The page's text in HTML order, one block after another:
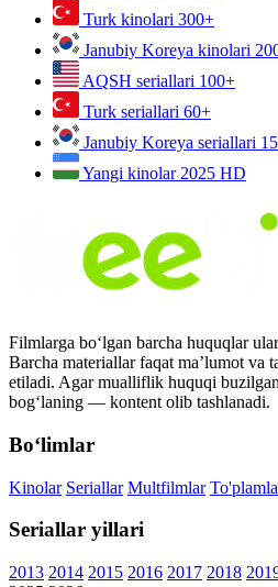
Turk kinolari 300+
Janubiy Koreya kinolari
AQSH seriallari 100+
Turk seriallari 60+
Janubiy Koreya seriallari
Yangi kinolar 2025 HD
Filmlarga bo‘lgan barcha huquqlar
Barcha materiallar faqat ma’lumot va
etiladi. Agar mualliflik huquqi
bog‘laning — kontent olib tashlanadi.
Bo‘limlar
Kinolar Seriallar Multfilmlar
Seriallar yillari
2013 2014 2015 2016 2017 2018